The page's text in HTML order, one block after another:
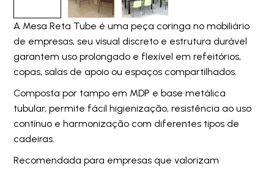
A Mesa Reta Tube é uma peça coringa no mobiliário
de empresas, seu visual discreto e estrutura durável
garantem uso prolongado e flexível em refeitórios,
copas, salas de apoio ou espaços compartilhados.
Composta por tampo em MDP e base metálica
tubular, permite fácil higienização, resistência ao uso
contínuo e harmonização com diferentes tipos de
cadeiras.
Recomendada para empresas que valorizam